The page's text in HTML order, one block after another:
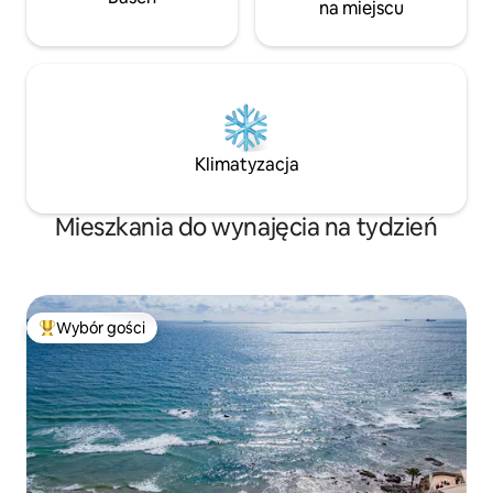
na miejscu
Klimatyzacja
Mieszkania do wynajęcia na tydzień
Najpopularniejsze z kategorii Wybór gości
Wybór gości